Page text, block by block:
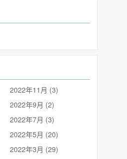
2022年11月 (3)
2022年9月 (2)
2022年7月 (3)
2022年5月 (20)
2022年3月 (29)